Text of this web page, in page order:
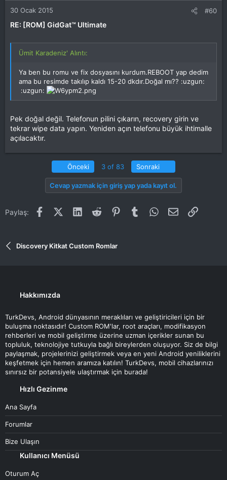
30 Ocak 2015 #60
RE: [ROM] GidGat™ Ultimate
Ümit Karadeniz' Alıntı:
Ya ben bu romu ve fix dosyasını kurdum.REBOOT yap dedim
ama bu resimde takılıp kaldı 15-20 dkdır.Doğal mı?? :uzgun:
:uzgun:
Pek doğal değil. Telefonun pilini çıkarın, recovery girin ve
tekrar wipe data yapın. Yeniden açın telefonu büyük ihtimalle
açılacaktır.
Önceki 3 of 83 Sonraki
Cevap yazmak için giriş yap yada kayıt ol.
Paylaş: FacebookX (Twitter)
LinkedInReddit PinterestTumblr WhatsApp
E-postaLink
Discovery Kitkat Custom Romlar
Hakkımızda
TurkDevs, Android dünyasının meraklıları ve geliştiricileri için bir
buluşma noktasıdır! Custom ROM'lar, root araçları, modifikasyon
rehberleri ve mobil geliştirme üzerine uzman içerikler sunan bu
topluluk, teknolojiye tutkuyla bağlı bireylerden oluşuyor. Siz de bilgi
paylaşmak, projelerinizi geliştirmek veya en yeni Android yeniliklerini
keşfetmek için hemen aramıza katılın! TurkDevs, mobil cihazlarınızı
sınırsız bir potansiyele ulaştırmak için burada!
Hızlı Gezinme
Ana Sayfa
Forumlar
Bize Ulaşın
Kullanıcı Menüsü
Oturum Aç